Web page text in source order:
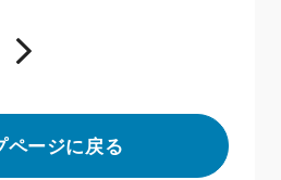
ページに戻る